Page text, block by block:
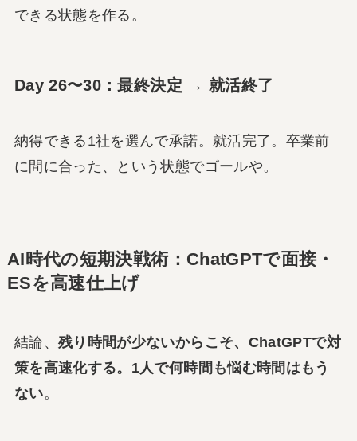
できる状態を作る。
Day 26〜30：最終決定 → 就活終了
納得できる1社を選んで承諾。就活完了。卒業前
に間に合った、という状態でゴールや。
AI時代の短期決戦術：ChatGPTで面接・
ESを高速仕上げ
結論、 残り時間が少ないからこそ、ChatGPTで対
策を高速化する。1人で何時間も悩む時間はもう
ない。